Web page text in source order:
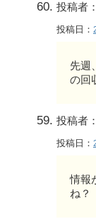
投稿者：
投稿日：
先週
の回
投稿者：
投稿日：
情報
ね？